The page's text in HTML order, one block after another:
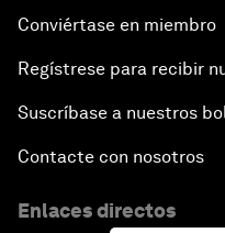
Conviértase en miembro
Regístrese para recibir
Suscríbase a nuestros
Contacte con nosotros
Enlaces directos